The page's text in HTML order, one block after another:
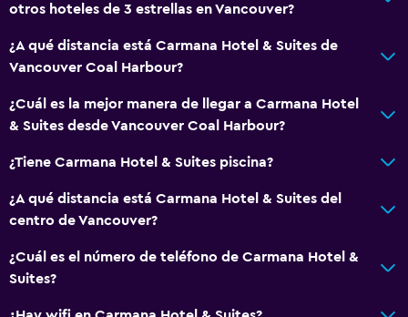
otros hoteles de 3 estrellas en Vancouver?
¿A qué distancia está Carmana Hotel & Suites de
Vancouver Coal Harbour?
¿Cuál es la mejor manera de llegar a Carmana Hotel
& Suites desde Vancouver Coal Harbour?
¿Tiene Carmana Hotel & Suites piscina?
¿A qué distancia está Carmana Hotel & Suites del
centro de Vancouver?
¿Cuál es el número de teléfono de Carmana Hotel &
Suites?